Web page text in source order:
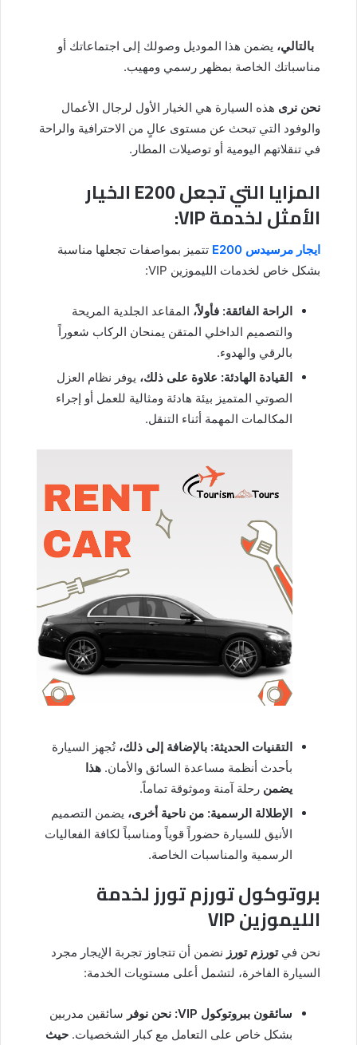
بالتالي، يضمن هذا الموديل وصولك إلى اجتماعاتك أو
مناسباتك الخاصة بمظهر رسمي ومهيب.
نحن نرى هذه السيارة هي الخيار الأول لرجال الأعمال
والوفود التي تبحث عن مستوى عالٍ من الاحترافية والراحة
في تنقلاتهم اليومية أو توصيلات المطار.
المزايا التي تجعل E200 الخيار
الأمثل لخدمة VIP:
ايجار مرسيدس E200
تتميز بمواصفات تجعلها مناسبة
بشكل خاص لخدمات الليموزين VIP:
الراحة الفائقة: فأولاً، المقاعد الجلدية المريحة
والتصميم الداخلي المتقن يمنحان الركاب شعوراً
بالرقي والهدوء.
القيادة الهادئة: علاوة على ذلك، يوفر نظام العزل
الصوتي المتميز بيئة هادئة ومثالية للعمل أو إجراء
المكالمات المهمة أثناء التنقل.
التقنيات الحديثة: بالإضافة إلى ذلك، تُجهز السيارة
بأحدث أنظمة مساعدة السائق والأمان. هذا
يضمن رحلة آمنة وموثوقة تماماً.
الإطلالة الرسمية: من ناحية أخرى، يضمن التصميم
الأنيق للسيارة حضوراً قوياً ومناسباً لكافة الفعاليات
الرسمية والمناسبات الخاصة.
بروتوكول تورزم تورز لخدمة
الليموزين VIP
نحن فيتورزم تورز نضمن أن تتجاوز تجربة الإيجار مجرد
السيارة الفاخرة، لتشمل أعلى مستويات الخدمة:
سائقون ببروتوكول VIP: نحن نوفر سائقين مدربين
بشكل خاص على التعامل مع كبار الشخصيات. حيث